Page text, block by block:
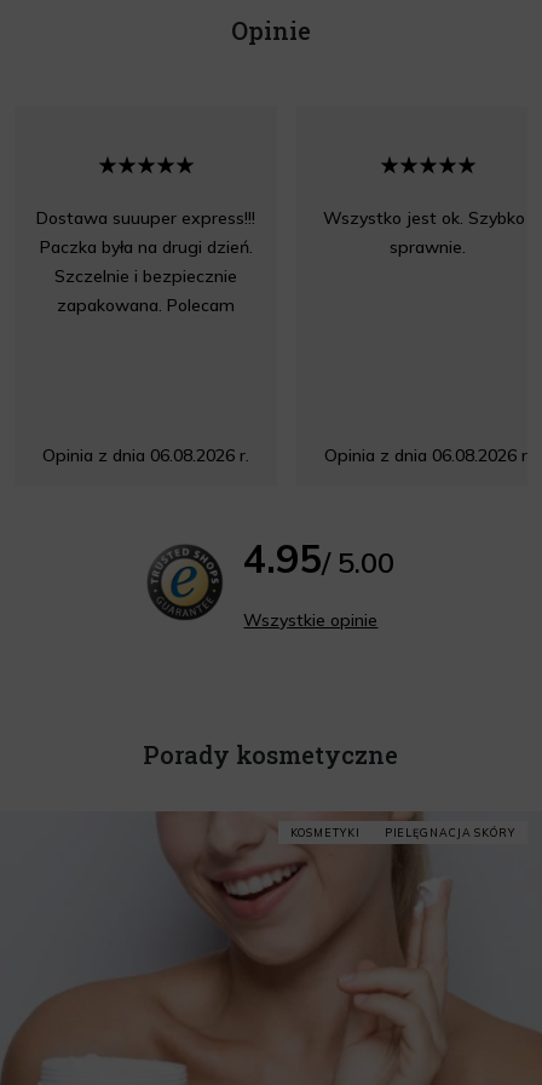
Opinie
Dostawa suuuper express!!!
Paczka była na drugi dzień.
Szczelnie i bezpiecznie
zapakowana. Polecam
Opinia z dnia 06.08.2026 r.
Wszystko jest ok. Szybko i
sprawnie.
Opinia z dnia 06.08.2026 r.
4.95/ 5.00
Wszystkie opinie
Porady kosmetyczne
KOSMETYKI PIELĘGNACJA SKÓRY